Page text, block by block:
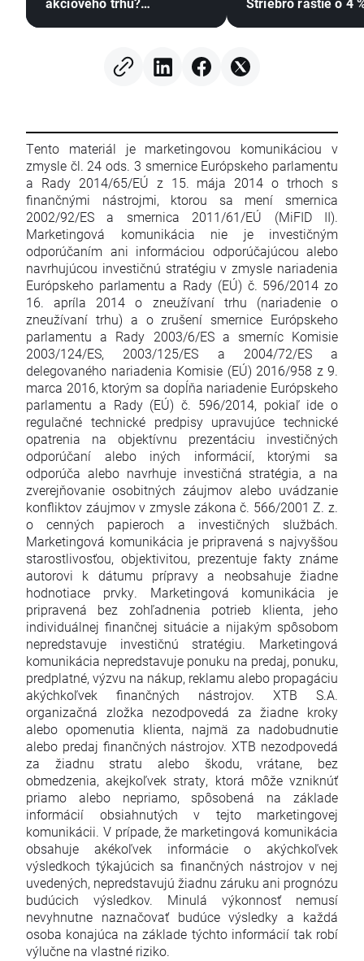
Tento materiál je marketingovou komunikáciou v
zmysle čl. 24 ods. 3 smernice Európskeho parlamentu
a Rady 2014/65/EÚ z 15. mája 2014 o trhoch s
finančnými nástrojmi, ktorou sa mení smernica
2002/92/ES a smernica 2011/61/EÚ (MiFID II).
Marketingová komunikácia nie je investičným
odporúčaním ani informáciou odporúčajúcou alebo
navrhujúcou investičnú stratégiu v zmysle nariadenia
Európskeho parlamentu a Rady (EÚ) č. 596/2014 zo
16. apríla 2014 o zneužívaní trhu (nariadenie o
zneužívaní trhu) a o zrušení smernice Európskeho
parlamentu a Rady 2003/6/ES a smerníc Komisie
2003/124/ES, 2003/125/ES a 2004/72/ES a
delegovaného nariadenia Komisie (EÚ) 2016/958 z 9.
marca 2016, ktorým sa dopĺňa nariadenie Európskeho
parlamentu a Rady (EÚ) č. 596/2014, pokiaľ ide o
regulačné technické predpisy upravujúce technické
opatrenia na objektívnu prezentáciu investičných
odporúčaní alebo iných informácií, ktorými sa
odporúča alebo navrhuje investičná stratégia, a na
zverejňovanie osobitných záujmov alebo uvádzanie
konfliktov záujmov v zmysle zákona č. 566/2001 Z. z.
o cenných papieroch a investičných službách.
Marketingová komunikácia je pripravená s najvyššou
starostlivosťou, objektivitou, prezentuje fakty známe
autorovi k dátumu prípravy a neobsahuje žiadne
hodnotiace prvky. Marketingová komunikácia je
pripravená bez zohľadnenia potrieb klienta, jeho
individuálnej finančnej situácie a nijakým spôsobom
nepredstavuje investičnú stratégiu. Marketingová
komunikácia nepredstavuje ponuku na predaj, ponuku,
predplatné, výzvu na nákup, reklamu alebo propagáciu
akýchkoľvek finančných nástrojov. XTB S.A.
organizačná zložka nezodpovedá za žiadne kroky
alebo opomenutia klienta, najmä za nadobudnutie
alebo predaj finančných nástrojov. XTB nezodpovedá
za žiadnu stratu alebo škodu, vrátane, bez
obmedzenia, akejkoľvek straty, ktorá môže vzniknúť
priamo alebo nepriamo, spôsobená na základe
informácií obsiahnutých v tejto marketingovej
komunikácii. V prípade, že marketingová komunikácia
obsahuje akékoľvek informácie o akýchkoľvek
výsledkoch týkajúcich sa finančných nástrojov v nej
uvedených, nepredstavujú žiadnu záruku ani prognózu
budúcich výsledkov. Minulá výkonnosť nemusí
nevyhnutne naznačovať budúce výsledky a každá
osoba konajúca na základe týchto informácií tak robí
výlučne na vlastné riziko.